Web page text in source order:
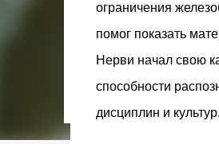
контекст. Комплекс
назначения, общая
В общей сложности
принципов
городском
качества» от
современный
ограничения
помог показать
Нерви начал свою
способности
дисциплин и культур.